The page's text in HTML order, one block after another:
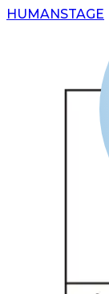
HUMANSTAGE